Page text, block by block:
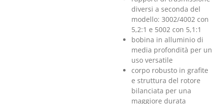
diversi a seconda del
modello: 3002/4002 con
5,2:1 e 5002 con 5,1:1
bobina in alluminio di
media profondità per un
uso versatile
corpo robusto in grafite
e struttura del rotore
bilanciata per una
maggiore durata